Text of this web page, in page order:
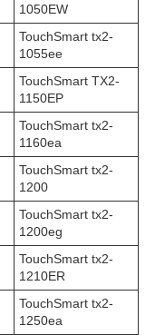
1050EW
TouchSmart tx2-
1055ee
TouchSmart TX2-
1150EP
TouchSmart tx2-
1160ea
TouchSmart tx2-
1200
TouchSmart tx2-
1200eg
TouchSmart tx2-
1210ER
TouchSmart tx2-
1250ea